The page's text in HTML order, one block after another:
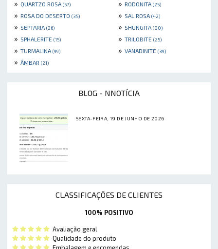
» QUARTZO ROSA (57) » RODONITA (25)
» ROSA DO DESERTO (35) » SAL ROSA (42)
» SEPTARIA (26) » SHUNGITA (80)
» SPHALERITE (15) » TRILOBITE (25)
» TURMALINA (99) » VANADINITE (39)
» ÂMBAR (21)
BLOG - NNOTÍCIA
SEXTA-FEIRA, 19 DE JUNHO DE 2026
CLASSIFICAÇÕES DE CLIENTES
100% POSITIVO
Avaliação geral
Qualidade do produto
Embalagem e encomendas